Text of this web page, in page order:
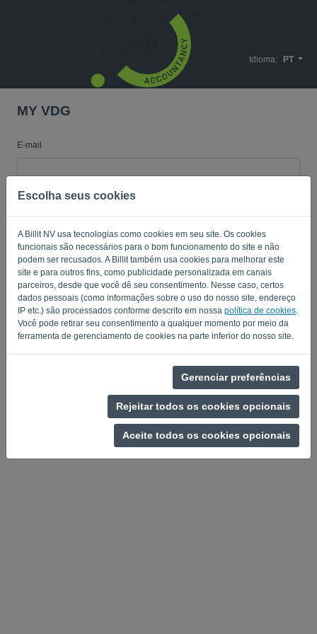
Escolha seus cookies
A Billit NV usa tecnologias como cookies em seu site. Os cookies
funcionais são necessários para o bom funcionamento do site e não
podem ser recusados. A Billit também usa cookies para melhorar este
site e para outros fins, como publicidade personalizada em canais
parceiros, desde que você dê seu consentimento. Nesse caso, certos
dados pessoais (como informações sobre o uso do nosso site, endereço
IP etc.) são processados conforme descrito em nossa política de cookies
Você pode retirar seu consentimento a qualquer momento por meio da
ferramenta de gerenciamento de cookies na parte inferior do nosso site.
Gerenciar preferências
Rejeitar todos os cookies opcionais
Aceite todos os cookies opcionais
Idioma: PT
MY VDG
E-mail
Senha
Lembre-me Senha esquecida?
ENTRAR
-Termos e condições